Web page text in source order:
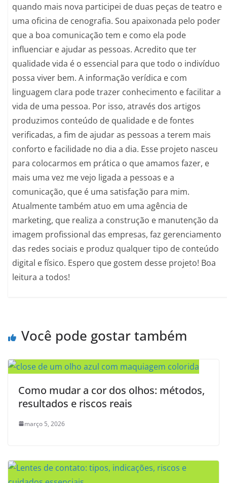
quando mais nova participei de duas peças de teatro e
uma oficina de cenografia. Sou apaixonada pelo poder
que a boa comunicação tem e como ela pode
influenciar e ajudar as pessoas. Acredito que ter
qualidade vida é o essencial para que todo o indivíduo
possa viver bem. A informação verídica e com
linguagem clara pode trazer conhecimento e facilitar a
vida de uma pessoa. Por isso, através dos artigos
produzimos conteúdo de qualidade e de fontes
verificadas, a fim de ajudar as pessoas a terem mais
conforto e facilidade no dia a dia. Esse projeto nasceu
para colocarmos em prática o que amamos fazer, e
mais uma vez me vejo ligada a pessoas e a
comunicação, que é uma satisfação para mim.
Atualmente também atuo em uma agência de
marketing, que realiza a construção e manutenção da
imagem profissional das empresas, faz gerenciamento
das redes sociais e produz qualquer tipo de conteúdo
digital e físico. Espero que gostem desse projeto! Boa
leitura a todos!
Você pode gostar também
Como mudar a cor dos olhos: métodos,
resultados e riscos reais
março 5, 2026